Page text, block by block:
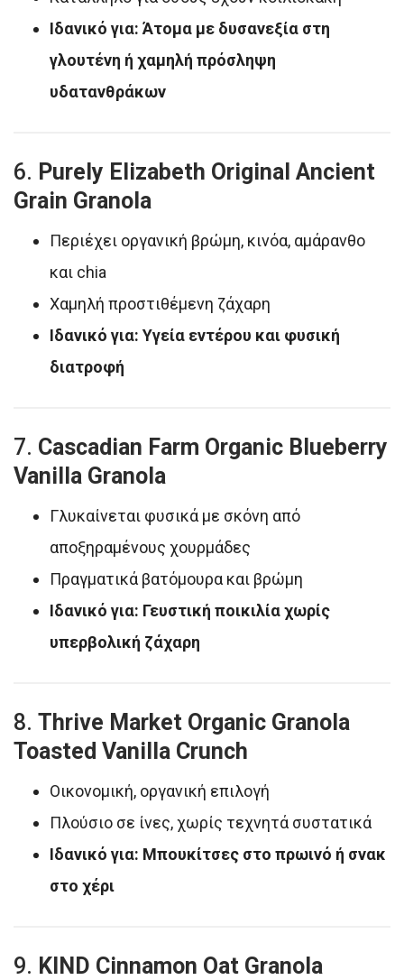
Ιδανικό για: Άτομα με δυσανεξία στη
γλουτένη ή χαμηλή πρόσληψη
υδατανθράκων
6. Purely Elizabeth Original Ancient
Grain Granola
Περιέχει οργανική βρώμη, κινόα, αμάρανθο
και chia
Χαμηλή προστιθέμενη ζάχαρη
Ιδανικό για: Υγεία εντέρου και φυσική
διατροφή
7. Cascadian Farm Organic Blueberry
Vanilla Granola
Γλυκαίνεται φυσικά με σκόνη από
αποξηραμένους χουρμάδες
Πραγματικά βατόμουρα και βρώμη
Ιδανικό για: Γευστική ποικιλία χωρίς
υπερβολική ζάχαρη
8. Thrive Market Organic Granola
Toasted Vanilla Crunch
Οικονομική, οργανική επιλογή
Πλούσιο σε ίνες, χωρίς τεχνητά συστατικά
Ιδανικό για: Μπουκίτσες στο πρωινό ή σνακ
στο χέρι
9. KIND Cinnamon Oat Granola